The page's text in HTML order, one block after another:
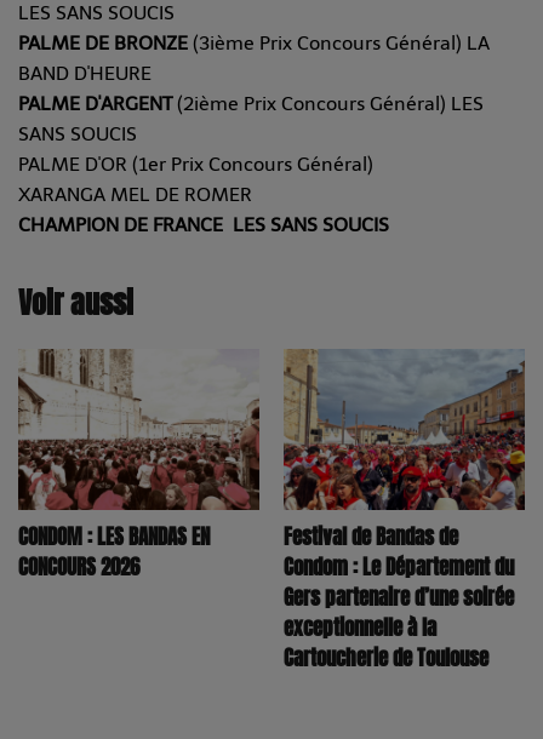
LES SANS SOUCIS
PALME DE BRONZE (3ième Prix Concours Général) LA
BAND D'HEURE
PALME D'ARGENT (2ième Prix Concours Général) LES
SANS SOUCIS
PALME D'OR (1er Prix Concours Général)
XARANGA MEL DE ROMER
CHAMPION DE FRANCE LES SANS SOUCIS
Voir aussi
CONDOM : LES BANDAS EN
CONCOURS 2026
Festival de Bandas de
Condom : Le Département du
Gers partenaire d’une soirée
exceptionnelle à la
Cartoucherie de Toulouse